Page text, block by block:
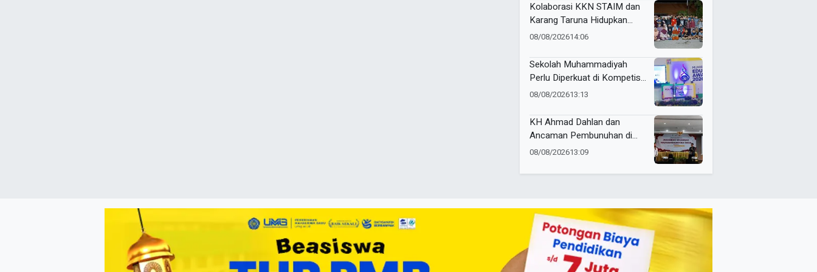
Kolaborasi KKN STAIM dan
Karang Taruna Hidupkan
Semangat HUT RI di Desa
08/08/202614:06
Sekolah Muhammadiyah
Perlu Diperkuat di Kompetisi
Sains, Rektor UMM Dorong
08/08/202613:13
KH Ahmad Dahlan dan
Ancaman Pembunuhan di
Banyuwangi
08/08/202613:09